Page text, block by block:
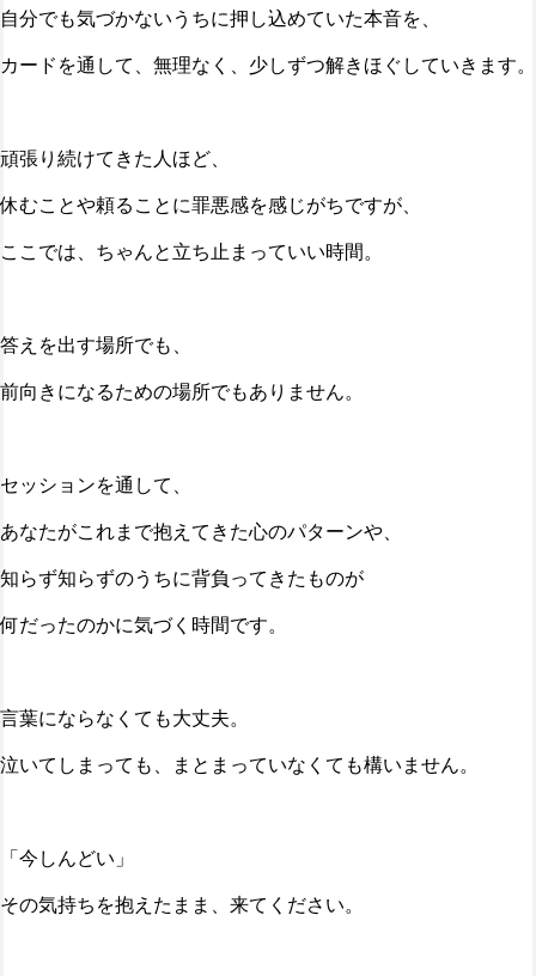
自分でも気づかないうちに押し込めていた本音を、
カードを通して、無理なく、少しずつ解きほぐしていきます。
頑張り続けてきた人ほど、
休むことや頼ることに罪悪感を感じがちですが、
ここでは、ちゃんと立ち止まっていい時間。
答えを出す場所でも、
前向きになるための場所でもありません。
セッションを通して、
あなたがこれまで抱えてきた心のパターンや、
知らず知らずのうちに背負ってきたものが
何だったのかに気づく時間です。
言葉にならなくても大丈夫。
泣いてしまっても、まとまっていなくても構いません。
「今しんどい」
その気持ちを抱えたまま、来てください。